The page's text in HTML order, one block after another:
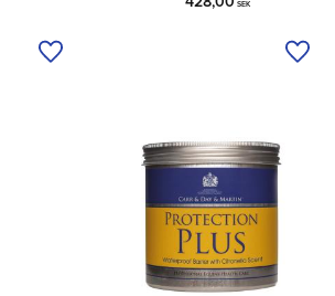
Tilføj til ønskeliste
SEK